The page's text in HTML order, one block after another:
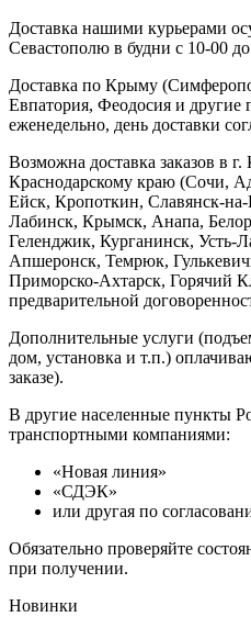
Доставка нашими курьерами
Севастополю в будни с 10-00
Доставка по Крыму
Евпатория, Феодосия и другие
еженедельно, день доставки
Возможна доставка заказов в
Краснодарскому краю (Сочи,
Ейск, Кропоткин, Славянск-
Лабинск, Крымск, Анапа,
Геленджик, Курганинск, Усть-
Апшеронск, Темрюк,
Приморско-Ахтарск, Горячий
предварительной
Дополнительные услуги
дом, установка и т.п.)
заказе).
В другие населенные пункты
транспортными компаниями:
«Новая линия»
«СДЭК»
или другая по
Обязательно проверяйте
при получении.
Новинки